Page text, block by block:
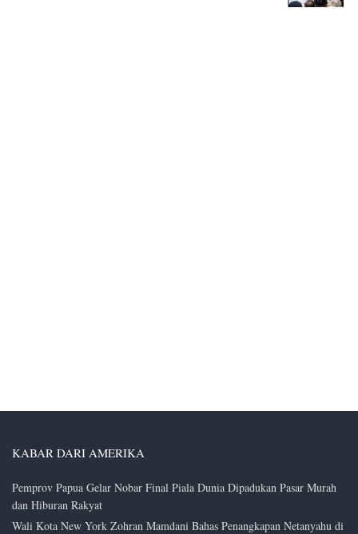
KABAR DARI AMERIKA
Pemprov Papua Gelar Nobar Final Piala Dunia Dipadukan Pasar Murah
dan Hiburan Rakyat
Wali Kota New York Zohran Mamdani Bahas Penangkapan Netanyahu di